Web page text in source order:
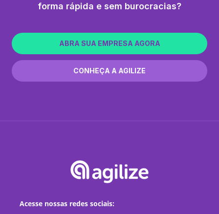
forma rápida e sem burocracias?
ABRA SUA EMPRESA AGORA
CONHEÇA A AGILIZE
Acesse nossas redes sociais: